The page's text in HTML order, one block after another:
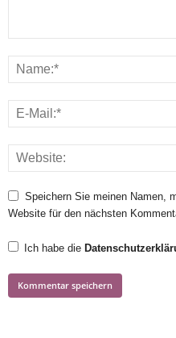
Speichern Sie meinen Namen,
Website für den nächsten
Ich habe die